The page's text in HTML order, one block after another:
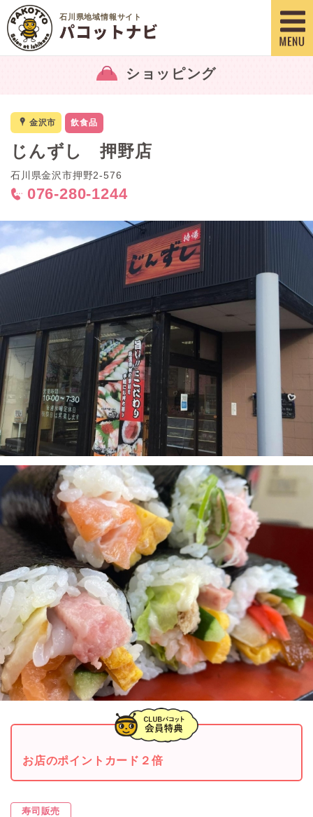
石川県地域情報サイト
ショッピング
x 金沢市 飲食品
じんずし 押野店
石川県金沢市押野2-576
< 076-280-1244
お店のポイントカード２倍
寿司販売